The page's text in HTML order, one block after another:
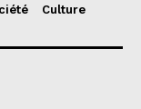
Culture